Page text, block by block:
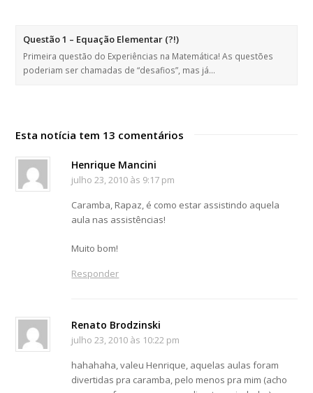
Questão 1 – Equação Elementar (?!)
Primeira questão do Experiências na Matemática! As questões
poderiam ser chamadas de “desafios”, mas já…
Esta notícia tem 13 comentários
Henrique Mancini
julho 23, 2010 às 9:17 pm
Caramba, Rapaz, é como estar assistindo aquela
aula nas assistências!
Muito bom!
Responder
Renato Brodzinski
julho 23, 2010 às 10:22 pm
hahahaha, valeu Henrique, aquelas aulas foram
divertidas pra caramba, pelo menos pra mim (acho